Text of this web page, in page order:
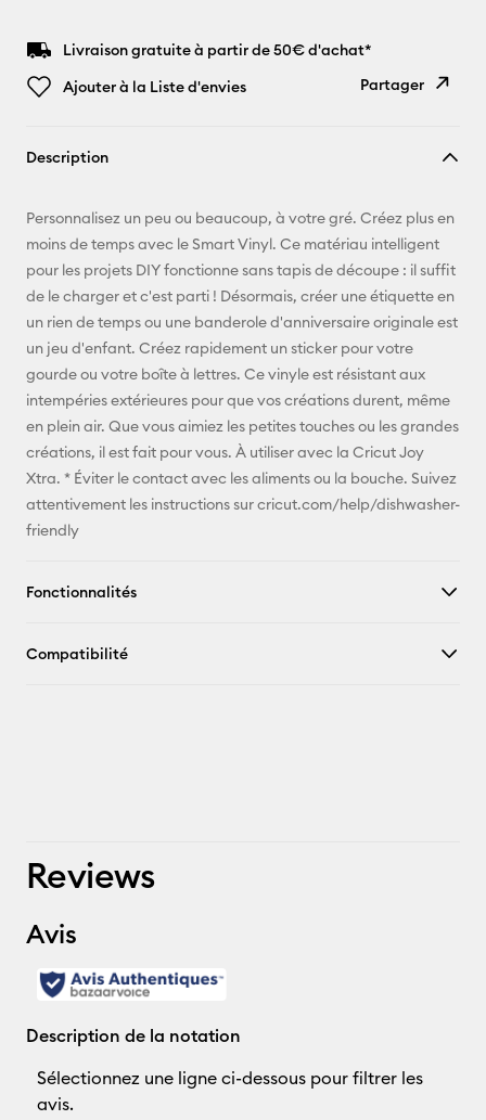
Livraison gratuite à partir de 50€ d'achat*
Ajouter à la Liste d'envies
Partager
E-mail
Pinterest
Facebook
X
Description
Personnalisez un peu ou beaucoup, à votre gré. Créez plus en
moins de temps avec le Smart Vinyl. Ce matériau intelligent
pour les projets DIY fonctionne sans tapis de découpe : il suffit
de le charger et c'est parti ! Désormais, créer une étiquette en
un rien de temps ou une banderole d'anniversaire originale est
un jeu d'enfant. Créez rapidement un sticker pour votre
gourde ou votre boîte à lettres. Ce vinyle est résistant aux
intempéries extérieures pour que vos créations durent, même
en plein air. Que vous aimiez les petites touches ou les grandes
créations, il est fait pour vous. À utiliser avec la Cricut Joy
Xtra. * Éviter le contact avec les aliments ou la bouche. Suivez
attentivement les instructions sur cricut.com/help/dishwasher-
friendly
Fonctionnalités
Compatibilité
Reviews